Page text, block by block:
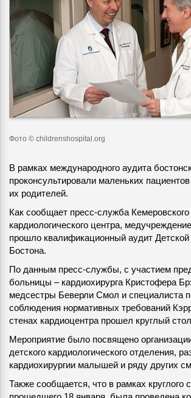
Фото © childrenshospital.org
В рамках международного аудита
проконсультировали маленьких
их родителей.
Как сообщает пресс-служба Кемеровского
кардиологического центра,
прошло квалификационный аудит
Бостона.
По данным пресс-службы, с участием
больницы – кардиохирурга Кристофера
медсестры Беверли Смол и специалиста
соблюдения нормативных требований
стенах кардиоцентра прошел круглый
Мероприятие было посвящено
детского кардиологического отделения,
кардиохирургии малышей и ряду других
Также сообщается, что в рамках круглого